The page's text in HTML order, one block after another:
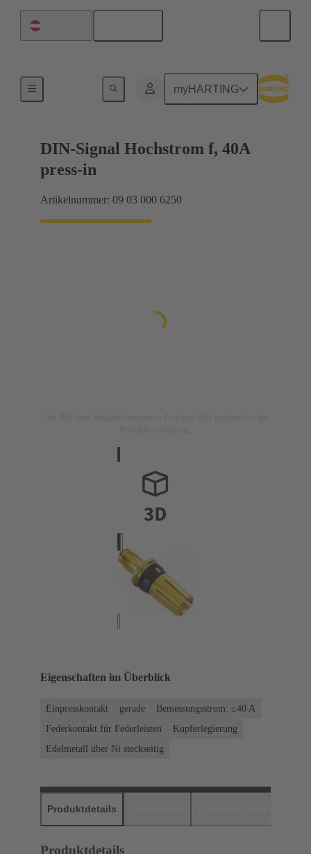
myHARTING
Motherboard-to-Daughtercard Verbindungen
DIN-Signal Hochstrom f, 40A
press-in
Artikelnummer: 09 03 000 6250
Eigenschaften im Überblick
Einpresskontakt gerade
Bemessungsstrom: ≤40 A
Federkontakt für Federleisten
Kupferlegierung
Edelmetall über Ni steckseitig
Produktdetails
Produktdetails